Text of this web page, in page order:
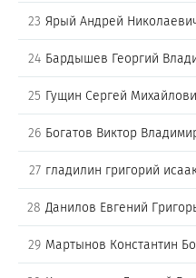
23 Ярый Андрей Николаевич
24 Бардышев Георгий
25 Гущин Сергей
26 Богатов Виктор
27 гладилин григорий
28 Данилов Евгений
29 Мартынов Константин